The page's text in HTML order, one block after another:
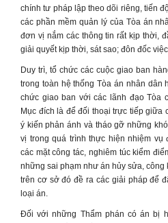
chính tư pháp lập theo dõi riêng, tiến
các phần mềm quản lý của Tòa án
đơn vị nắm các thông tin rất kịp thời,
giải quyết kịp thời, sát sao; đôn đốc
Duy trì, tổ chức các cuộc giao ban
trong toàn hệ thống Tòa án nhân dân
chức giao ban với các lãnh đạo Tòa
Mục đích là để đối thoại trực tiếp giữa
ý kiến phản ánh và tháo gỡ những
vị trong quá trình thực hiện nhiệm
các mặt công tác, nghiêm túc kiểm
những sai phạm như án hủy sửa, công
trên cơ sở đó đề ra các giải pháp để
loại án.
Đối với những Thẩm phán có án bị